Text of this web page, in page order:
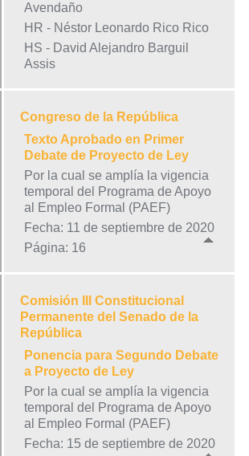
Avendaño
HR - Néstor Leonardo Rico Rico
HS - David Alejandro Barguil
Assis
Congreso de la República
Texto Aprobado en Primer
Debate de Proyecto de Ley
Por la cual se amplía la vigencia
temporal del Programa de Apoyo
al Empleo Formal (PAEF)
Fecha: 11 de septiembre de 2020
Página: 16
Comisión III Constitucional
Permanente del Senado de la
República
Ponencia para Segundo Debate
a Proyecto de Ley
Por la cual se amplía la vigencia
temporal del Programa de Apoyo
al Empleo Formal (PAEF)
Fecha: 15 de septiembre de 2020